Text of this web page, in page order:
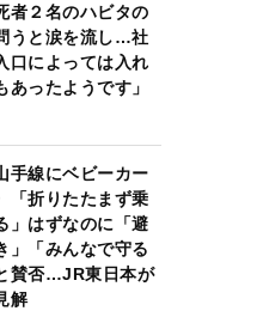
者２名のハビタの
うと涙を流し…社
口によっては入れ
あったようです」
手線にベビーカー
「折りたたまず乗
」はずなのに「避
」「みんなで守る
賛否…JR東日本が
解